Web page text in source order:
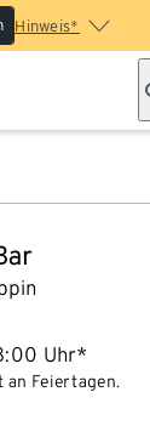
Hinweis*
Uhr*
Feiertagen.